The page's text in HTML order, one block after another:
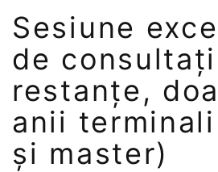
Sesiune
de
restanțe,
anii
și master)